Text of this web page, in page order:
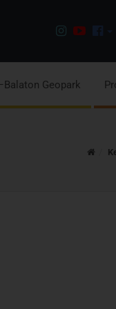
Instagram
Geopark